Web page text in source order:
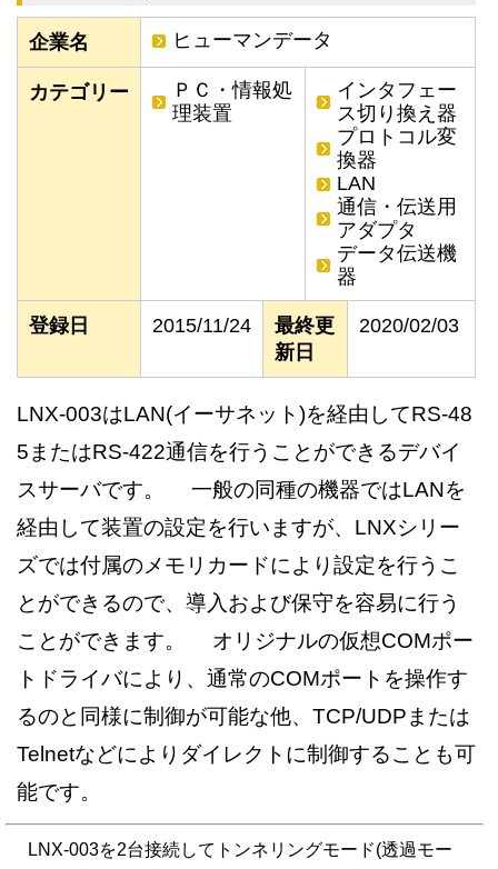
企業名 ヒューマンデータ
カテゴリー
ＰＣ・情報処
理装置
インタフェー
ス切り換え器
プロトコル変
換器
LAN
通信・伝送用
アダプタ
データ伝送機
器
登録日 2015/11/24
最終更
新日
2020/02/03
LNX-003はLAN(イーサネット)を経由してRS-48
5またはRS-422通信を行うことができるデバイ
スサーバです。 一般の同種の機器ではLANを
経由して装置の設定を行いますが、LNXシリー
ズでは付属のメモリカードにより設定を行うこ
とができるので、導入および保守を容易に行う
ことができます。 オリジナルの仮想COMポー
トドライバにより、通常のCOMポートを操作す
るのと同様に制御が可能な他、TCP/UDPまたは
Telnetなどによりダイレクトに制御することも可
能です。
LNX-003を2台接続してトンネリングモード(透過モー